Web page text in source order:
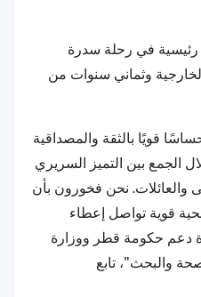
رئيسية في رحلة سدرة
وثماني سنوات من
قويًا بالثقة والمصداقية
الجمع بين التميز السريري
والعائلات. نحن فخورون بأن
قوية تواصل إعطاء
دعم حكومة قطر ووزارة
والبحث"، تابع